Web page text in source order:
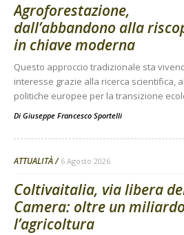
Agroforestazione,
dall’abbandono alla
in chiave moderna
Questo approccio tradizionale sta
interesse grazie alla ricerca scientifica,
politiche europee per la transizione
Di Giuseppe Francesco Sportelli
ATTUALITÀ 6 Agosto 2026
Coltivaitalia, via libera
Camera: oltre un
l’agricoltura